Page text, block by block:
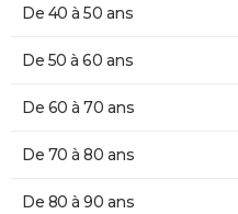
De 40 à 50 ans
De 50 à 60 ans
De 60 à 70 ans
De 70 à 80 ans
De 80 à 90 ans